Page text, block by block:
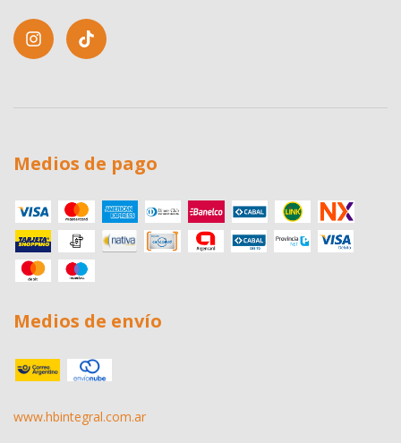
Medios de pago
Medios de envío
www.hbintegral.com.ar